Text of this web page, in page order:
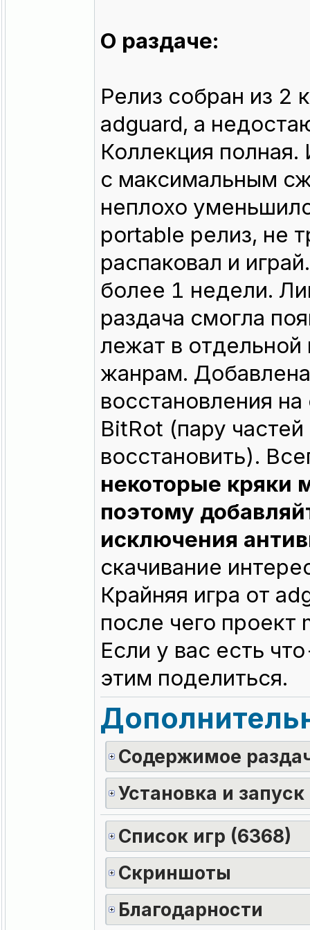
О раздаче:
Релиз собран из 2
adguard, а
Коллекция
с максимальным
неплохо
portable релиз, не
распаковал и
более 1 недели.
раздача смогла
лежат в отдельной
жанрам.
восстановления
BitRot (пару
восстановить).
некоторые кряки
поэтому
исключения
скачивание
Крайняя игра от
после чего
Если у вас есть
этим поделиться.
Содержимое
Установка и запуск
Список игр (6368)
Скриншоты
Благодарности